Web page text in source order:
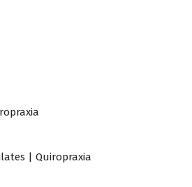
| Quiropraxia